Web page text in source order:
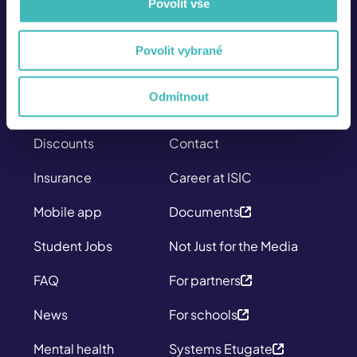
Povolit vše
Povolit vybrané
Odmítnout
Discounts
Insurance
Mobile app
Student Jobs
FAQ
News
Mental health
Contact
Career at ISIC
Documents
Not Just for the Media
For partners
For schools
Systems Etugate